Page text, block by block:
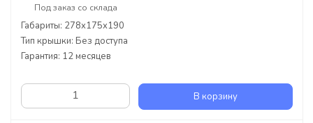
Под заказ со склада
Габариты: 278x175x190
Тип крышки: Без доступа
Гарантия: 12 месяцев
В корзину